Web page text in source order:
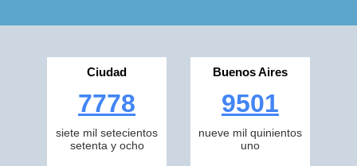
Ciudad
7778
siete mil setecientos
setenta y ocho
Buenos Aires
9501
nueve mil quinientos
uno